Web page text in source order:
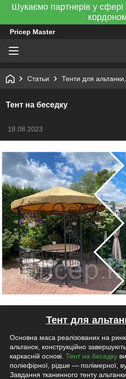
Шукаємо партнерів у сфері
Pricep Master
Статьи Тенти для
Тент на беседку
18.08.2023
Тент для
Основна маса реалізованих на
альтанок, конструкційно
каркасній основі. Тент на беседку
поліефірної, рідше — полімерної,
Завдання тканинного тенту